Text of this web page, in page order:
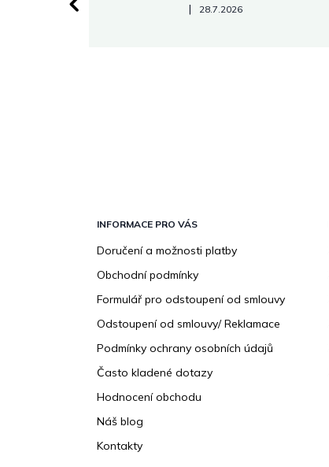
Hodnocení obchodu je 5 z 5 hvězdiček.
| 28.7.2026
INFORMACE PRO VÁS
Doručení a možnosti platby
Obchodní podmínky
Formulář pro odstoupení od smlouvy
Odstoupení od smlouvy/ Reklamace
Podmínky ochrany osobních údajů
Často kladené dotazy
Hodnocení obchodu
Náš blog
Kontakty